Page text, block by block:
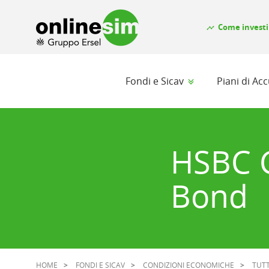
timeline Come
Fondi e Sicav Piani di
Bond
HOME FONDI E SICAV CONDIZIONI ECONOMICHE